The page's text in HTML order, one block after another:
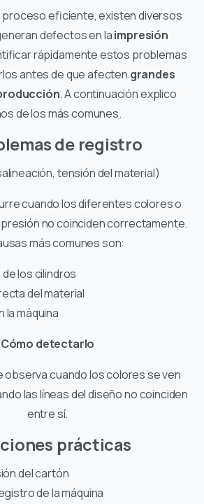
proceso eficiente, existen diversos
defectos en laimpresión
rápidamente estos problemas
antes de que afecten grandes
. A continuación explico
de los más comunes.
de registro
tensión del material)
cuando los diferentes colores o
no coinciden correctamente.
más comunes son:
los cilindros
del material
la máquina
Cómo detectarlo
observa cuando los colores se ven
las líneas del diseño no coinciden
entre sí.
prácticas
del cartón
de la máquina